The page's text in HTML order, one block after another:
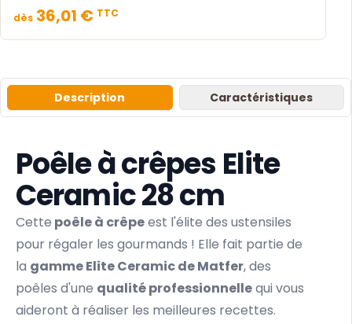
dès 36,01 € TTC
Description Caractéristiques
Poêle à crêpes Elite
Ceramic 28 cm
Cette poêle à crêpeest l'élite des ustensiles
pour régaler les gourmands ! Elle fait partie de
la gamme Elite Ceramic de Matfer, des
poêles d'une qualité professionnellequi vous
aideront à réaliser les meilleures recettes.